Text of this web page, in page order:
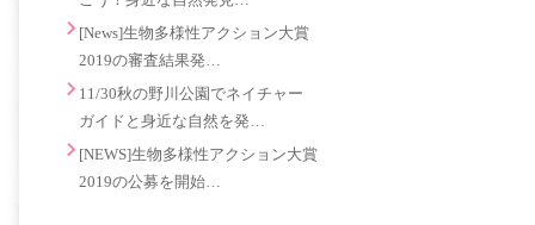
[News]生物多様性アクション大賞
2019の審査結果発…
11/30秋の野川公園でネイチャー
ガイドと身近な自然を発…
[NEWS]生物多様性アクション大賞
2019の公募を開始…